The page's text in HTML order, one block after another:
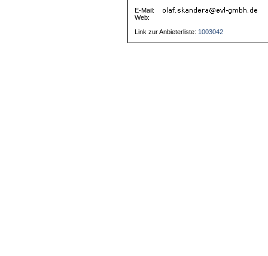
E-Mail:
Web:
Link zur Anbieterliste:1003042